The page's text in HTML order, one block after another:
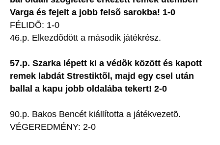
Varga és fejelt a jobb felsõ sarokba! 1-0
FÉLIDÕ: 1-0
46.p. Elkezdõdött a második játékrész.
57.p. Szarka lépett ki a védõk között és kapott
remek labdát Strestiktõl, majd egy csel után
ballal a kapu jobb oldalába tekert! 2-0
90.p. Bakos Bencét kiállította a játékvezetõ.
VÉGEREDMÉNY: 2-0